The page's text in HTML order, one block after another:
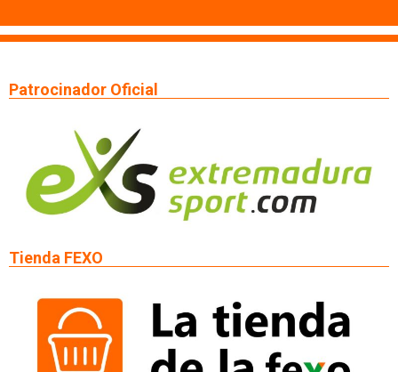
Patrocinador Oficial
Tienda FEXO